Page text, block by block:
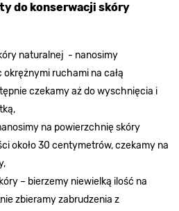
do konserwacji skóry
naturalnej - nanosimy
ruchami na całą
czekamy aż do wyschnięcia i
na powierzchnię skóry
około 30 centymetrów, czekamy na
– bierzemy niewielką ilość na
zbieramy zabrudzenia z